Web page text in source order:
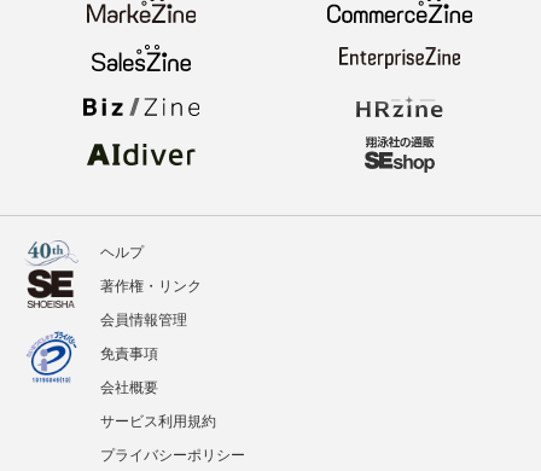
ヘルプ
著作権・リンク
会員情報管理
免責事項
会社概要
サービス利用規約
プライバシーポリシー